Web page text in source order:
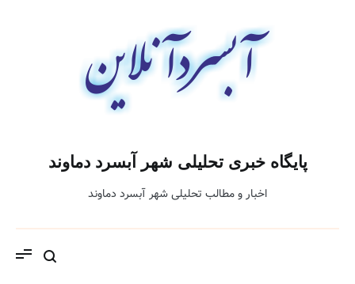
پایگاه خبری تحلیلی شهر آبسرد دماوند
اخبار و مطالب تحلیلی شهر آبسرد دماوند